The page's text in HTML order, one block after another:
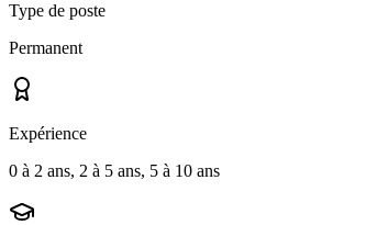
Type de poste
Permanent
Expérience
0 à 2 ans, 2 à 5 ans, 5 à 10 ans